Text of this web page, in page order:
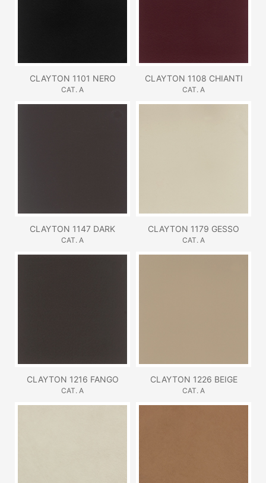
CLAYTON 1101 NERO
CAT. A
CLAYTON 1108 CHIANTI
CAT. A
CLAYTON 1147 DARK
CAT. A
CLAYTON 1179 GESSO
CAT. A
CLAYTON 1216 FANGO
CAT. A
CLAYTON 1226 BEIGE
CAT. A